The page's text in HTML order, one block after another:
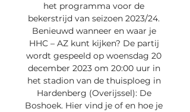
het programma voor de
bekerstrijd van seizoen 2023/24.
Benieuwd wanneer en waar je
HHC – AZ kunt kijken? De partij
wordt gespeeld op woensdag 20
december 2023 om 20:00 uur in
het stadion van de thuisploeg in
Hardenberg (Overijssel): De
Boshoek. Hier vind je of en hoe je